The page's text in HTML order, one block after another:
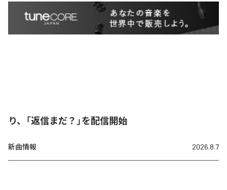
り、「返信まだ？」を配信開始
新曲情報 2026.8.7